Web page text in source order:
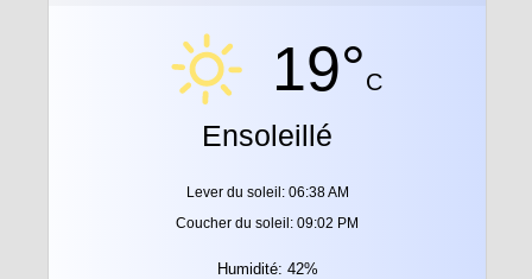
19°C
Ensoleillé
Lever du soleil: 06:38 AM
Coucher du soleil: 09:02 PM
Humidité: 42%